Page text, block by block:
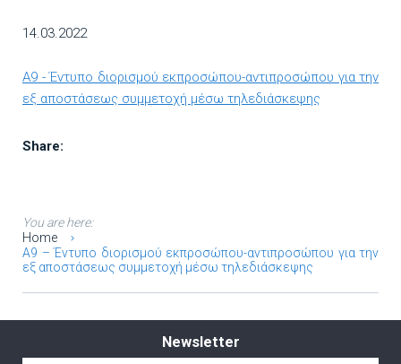
14.03.2022
A9 - Έντυπο διορισμού εκπροσώπου-αντιπροσώπου για την
εξ αποστάσεως συμμετοχή μέσω τηλεδιάσκεψης
Share:
You are here:
Home
A9 – Έντυπο διορισμού εκπροσώπου-αντιπροσώπου για την
εξ αποστάσεως συμμετοχή μέσω τηλεδιάσκεψης
Newsletter